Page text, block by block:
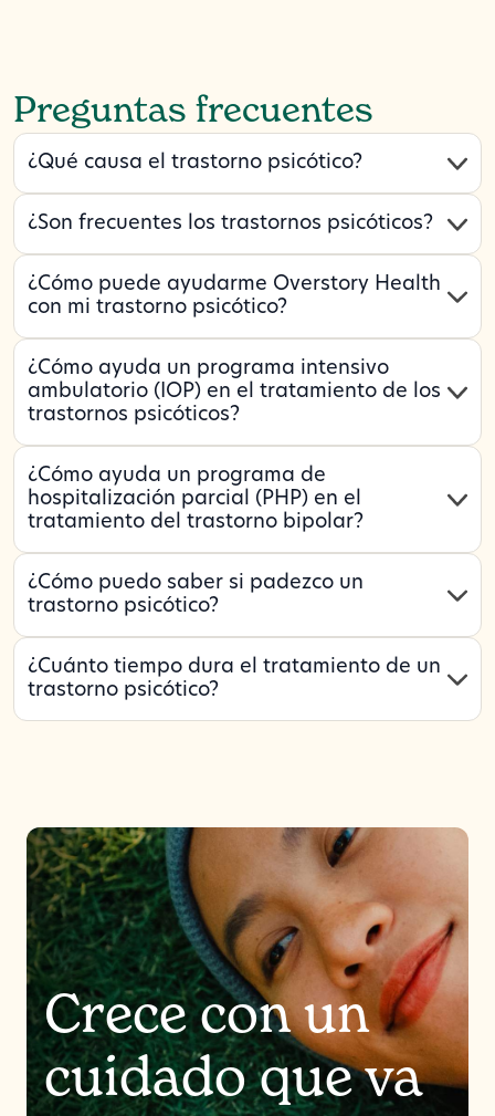
Preguntas frecuentes
¿Qué causa el trastorno psicótico?
¿Son frecuentes los trastornos psicóticos?
¿Cómo puede ayudarme Overstory Health
con mi trastorno psicótico?
¿Cómo ayuda un programa intensivo
ambulatorio (IOP) en el tratamiento de los
trastornos psicóticos?
¿Cómo ayuda un programa de
hospitalización parcial (PHP) en el
tratamiento del trastorno bipolar?
¿Cómo puedo saber si padezco un
trastorno psicótico?
¿Cuánto tiempo dura el tratamiento de un
trastorno psicótico?
Crece con un
cuidado que va